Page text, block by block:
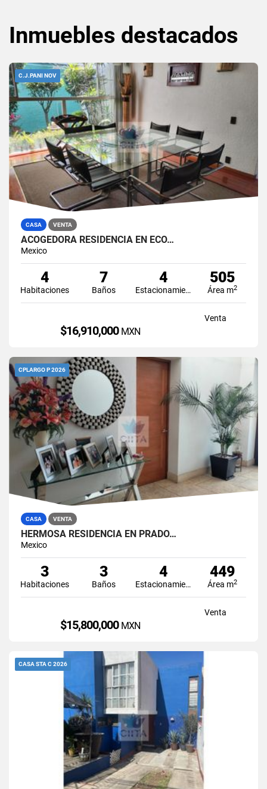
Inmuebles destacados
C.J.PANI NOV
CASA VENTA
ACOGEDORA RESIDENCIA EN ECO…
Mexico
4
Habitaciones
7
Baños
4
Estacionamiento
505
Área m2
Venta
$16,910,000 MXN
CPLARGO P 2026
CASA VENTA
HERMOSA RESIDENCIA EN PRADO…
Mexico
3
Habitaciones
3
Baños
4
Estacionamiento
449
Área m2
Venta
$15,800,000 MXN
CASA STA C 2026